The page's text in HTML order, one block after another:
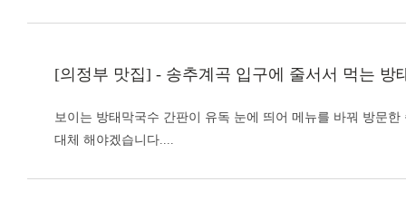
[의정부 맛집] - 송추계곡 입구에 줄서서 먹는 방
보이는 방태막국수 간판이 유독 눈에 띄어 메뉴를 바꿔 방문
대체 해야겠습니다....